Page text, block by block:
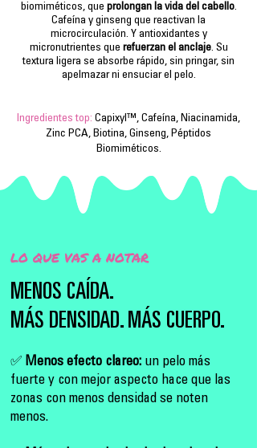
biomiméticos, que prolongan la vida del cabello.
Cafeína y ginseng que reactivan la
microcirculación. Y antioxidantes y
micronutrientes que refuerzan el anclaje. Su
textura ligera se absorbe rápido, sin pringar, sin
apelmazar ni ensuciar el pelo.
Ingredientes top: Capixyl™, Cafeína, Niacinamida,
Zinc PCA, Biotina, Ginseng, Péptidos
Biomiméticos.
LO QUE VAS A NOTAR
MENOS CAÍDA.
MÁS DENSIDAD. MÁS CUERPO.
✅ Menos efecto clareo: un pelo más
fuerte y con mejor aspecto hace que las
zonas con menos densidad se noten
menos.